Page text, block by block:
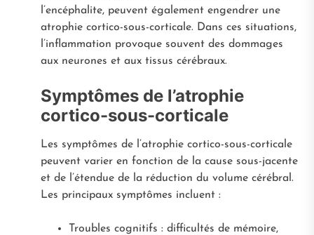
l’encéphalite, peuvent également engendrer une
atrophie cortico-sous-corticale. Dans ces situations,
l’inflammation provoque souvent des dommages
aux neurones et aux tissus cérébraux.
Symptômes de l’atrophie
cortico-sous-corticale
Les symptômes de l’atrophie cortico-sous-corticale
peuvent varier en fonction de la cause sous-jacente
et de l’étendue de la réduction du volume cérébral.
Les principaux symptômes incluent :
Troubles cognitifs : difficultés de mémoire,